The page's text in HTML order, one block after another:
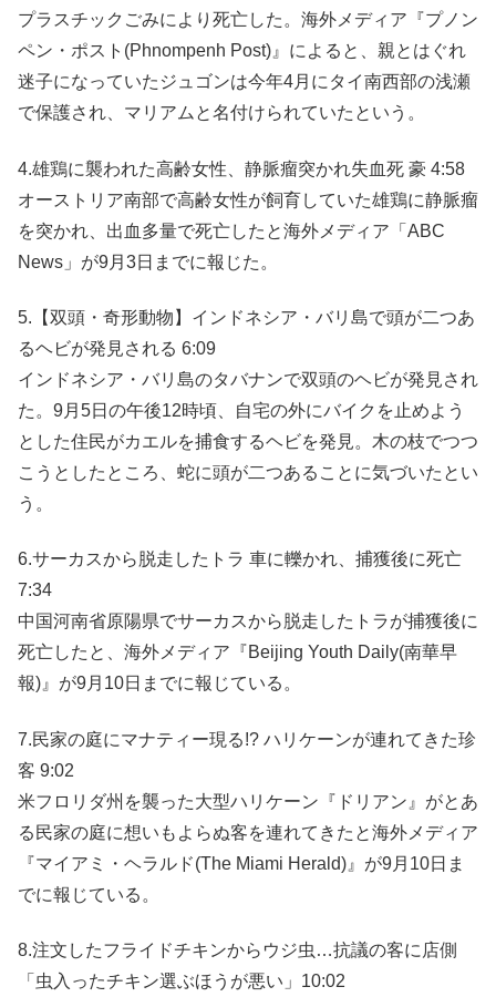
プラスチックごみにより死亡した。海外メディア『プノン
ペン・ポスト(Phnompenh Post)』によると、親とはぐれ
迷子になっていたジュゴンは今年4月にタイ南西部の浅瀬
で保護され、マリアムと名付けられていたという。
4.雄鶏に襲われた高齢女性、静脈瘤突かれ失血死 豪 4:58
オーストリア南部で高齢女性が飼育していた雄鶏に静脈瘤
を突かれ、出血多量で死亡したと海外メディア「ABC
News」が9月3日までに報じた。
5.【双頭・奇形動物】インドネシア・バリ島で頭が二つあ
るヘビが発見される 6:09
インドネシア・バリ島のタバナンで双頭のヘビが発見され
た。9月5日の午後12時頃、自宅の外にバイクを止めよう
とした住民がカエルを捕食するヘビを発見。木の枝でつつ
こうとしたところ、蛇に頭が二つあることに気づいたとい
う。
6.サーカスから脱走したトラ 車に轢かれ、捕獲後に死亡
7:34
中国河南省原陽県でサーカスから脱走したトラが捕獲後に
死亡したと、海外メディア『Beijing Youth Daily(南華早
報)』が9月10日までに報じている。
7.民家の庭にマナティー現る!? ハリケーンが連れてきた珍
客 9:02
米フロリダ州を襲った大型ハリケーン『ドリアン』がとあ
る民家の庭に想いもよらぬ客を連れてきたと海外メディア
『マイアミ・ヘラルド(The Miami Herald)』が9月10日ま
でに報じている。
8.注文したフライドチキンからウジ虫…抗議の客に店側
「虫入ったチキン選ぶほうが悪い」10:02